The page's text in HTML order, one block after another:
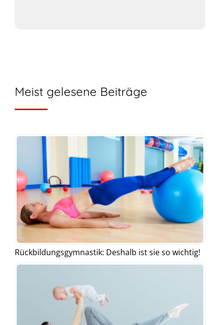
Meist gelesene Beiträge
Rückbildungsgymnastik: Deshalb ist sie so wichtig!